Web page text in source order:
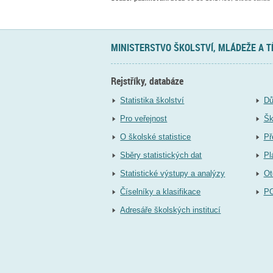
MINISTERSTVO ŠKOLSTVÍ, MLÁDEŽE A
Rejstříky, databáze
Statistika školství
Pro veřejnost
O školské statistice
Sběry statistických dat
Statistické výstupy a analýzy
Číselníky a klasifikace
Adresáře školských institucí